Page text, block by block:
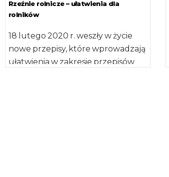
Rzeźnie rolnicze – ułatwienia dla
rolników
18 lutego 2020 r. weszły w życie
nowe przepisy, które wprowadzają
ułatwienia w zakresie przepisów